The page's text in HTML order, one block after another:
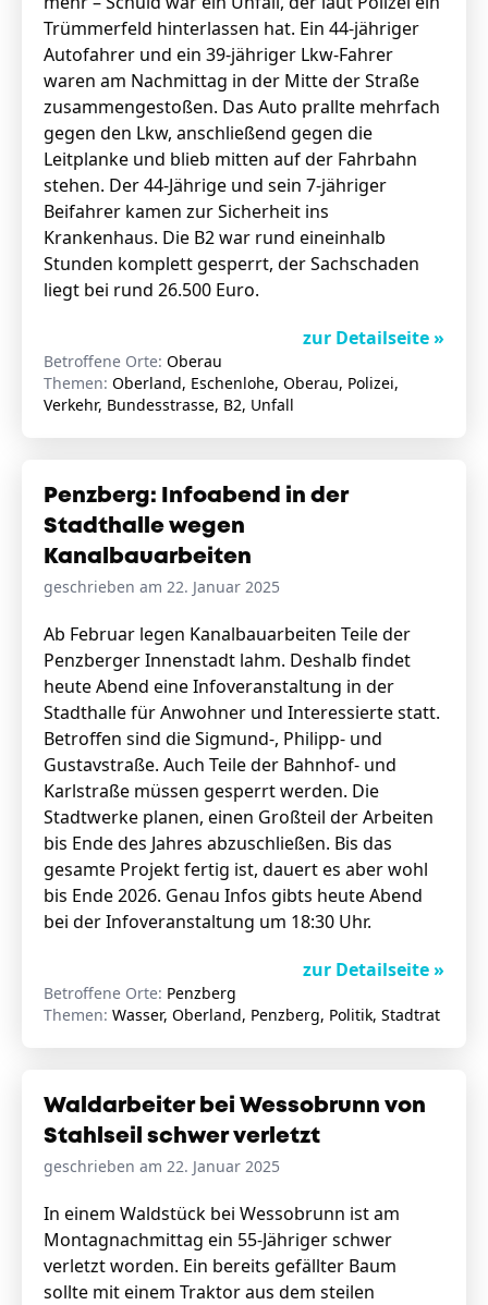
Trümmerfeld hinterlassen hat. Ein 44-jähriger
Autofahrer und ein 39-jähriger Lkw-Fahrer
waren am Nachmittag in der Mitte der Straße
zusammengestoßen. Das Auto prallte mehrfach
gegen den Lkw, anschließend gegen die
Leitplanke und blieb mitten auf der Fahrbahn
stehen. Der 44-Jährige und sein 7-jähriger
Beifahrer kamen zur Sicherheit ins
Krankenhaus. Die B2 war rund eineinhalb
Stunden komplett gesperrt, der Sachschaden
liegt bei rund 26.500 Euro.
zur Detailseite »
Betroffene Orte: Oberau
Themen: Oberland, Eschenlohe, Oberau, Polizei,
Verkehr, Bundesstrasse, B2, Unfall
Penzberg: Infoabend in der
Stadthalle wegen
Kanalbauarbeiten
geschrieben am 22. Januar 2025
Ab Februar legen Kanalbauarbeiten Teile der
Penzberger Innenstadt lahm. Deshalb findet
heute Abend eine Infoveranstaltung in der
Stadthalle für Anwohner und Interessierte statt.
Betroffen sind die Sigmund-, Philipp- und
Gustavstraße. Auch Teile der Bahnhof- und
Karlstraße müssen gesperrt werden. Die
Stadtwerke planen, einen Großteil der Arbeiten
bis Ende des Jahres abzuschließen. Bis das
gesamte Projekt fertig ist, dauert es aber wohl
bis Ende 2026. Genau Infos gibts heute Abend
bei der Infoveranstaltung um 18:30 Uhr.
zur Detailseite »
Betroffene Orte: Penzberg
Themen: Wasser, Oberland, Penzberg, Politik, Stadtrat
Waldarbeiter bei Wessobrunn von
Stahlseil schwer verletzt
geschrieben am 22. Januar 2025
In einem Waldstück bei Wessobrunn ist am
Montagnachmittag ein 55-Jähriger schwer
verletzt worden. Ein bereits gefällter Baum
sollte mit einem Traktor aus dem steilen